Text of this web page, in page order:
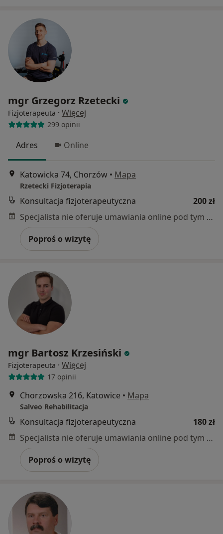
mgr Grzegorz Rzetecki
Fizjoterapeuta · Więcej
299 opinii
Adres Online
Katowicka 74, Chorzów • Mapa
Rzetecki Fizjoterapia
Konsultacja fizjoterapeutyczna
200 zł
Specjalista nie oferuje umawiania online pod tym adresem.
Poproś o wizytę
mgr Bartosz Krzesiński
Fizjoterapeuta · Więcej
17 opinii
Chorzowska 216, Katowice • Mapa
Salveo Rehabilitacja
Konsultacja fizjoterapeutyczna
180 zł
Specjalista nie oferuje umawiania online pod tym adresem.
Poproś o wizytę